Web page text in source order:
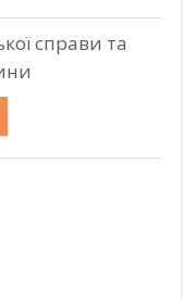
справи та